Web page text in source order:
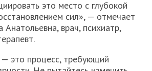
это место с глубокой
сил», — отмечает
Анатольевна, врач, психиатр,
— это процесс, требующий